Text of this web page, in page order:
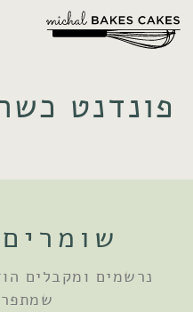
פונדנט
נרשמים ומקבלים